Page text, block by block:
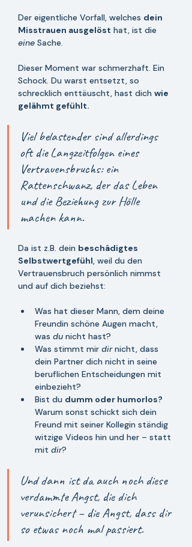
Der eigentliche Vorfall, welches dein
Misstrauen ausgelöst hat, ist die
eine Sache.
Dieser Moment war schmerzhaft. Ein
Schock. Du warst entsetzt, so
schrecklich enttäuscht, hast dich wie
gelähmt gefühlt.
Viel belastender sind allerdings
oft die Langzeitfolgen eines
Vertrauensbruchs: ein
Rattenschwanz, der das Leben
und die Beziehung zur Hölle
machen kann.
Da ist z.B. dein beschädigtes
Selbstwertgefühl, weil du den
Vertrauensbruch persönlich nimmst
und auf dich beziehst:
Was hat dieser Mann, dem deine
Freundin schöne Augen macht,
was du nicht hast?
Was stimmt mir dir nicht, dass
dein Partner dich nicht in seine
beruflichen Entscheidungen mit
einbezieht?
Bist du dumm oder humorlos?
Warum sonst schickt sich dein
Freund mit seiner Kollegin ständig
witzige Videos hin und her – statt
mit dir?
Und dann ist da auch noch diese
verdammte Angst, die dich
verunsichert – die Angst, dass dir
so etwas noch mal passiert.